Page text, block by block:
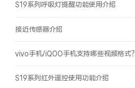
S19系列呼吸灯提醒功能使用介绍
接近传感器介绍
vivo手机/iQOO手机支持哪些视频格式？
S19系列红外遥控使用功能介绍